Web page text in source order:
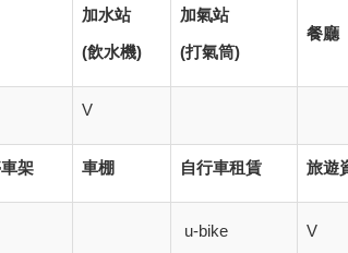
加水站
(飲水機)
加氣站
(打氣筒)
餐廳
V
架 車棚 自行車租賃 旅遊
u-bike V